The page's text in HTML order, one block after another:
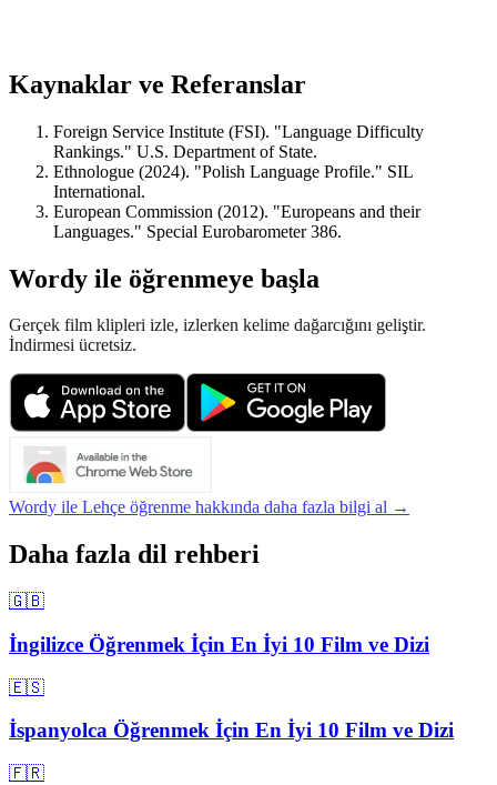
Kaynaklar ve Referanslar
Foreign Service Institute (FSI). "Language Difficulty
Rankings." U.S. Department of State.
Ethnologue (2024). "Polish Language Profile." SIL
International.
European Commission (2012). "Europeans and their
Languages." Special Eurobarometer 386.
Wordy ile öğrenmeye başla
Gerçek film klipleri izle, izlerken kelime dağarcığını geliştir.
İndirmesi ücretsiz.
Wordy ile Lehçe öğrenme hakkında daha fazla bilgi al →
Daha fazla dil rehberi
🇬🇧
İngilizce Öğrenmek İçin En İyi 10 Film ve Dizi
🇪🇸
İspanyolca Öğrenmek İçin En İyi 10 Film ve Dizi
🇫🇷